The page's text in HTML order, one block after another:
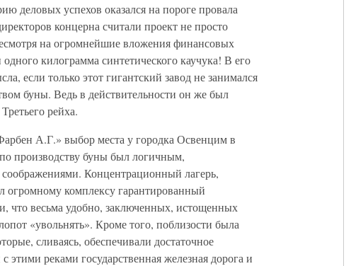
деловых успехов оказался на пороге провала
концерна считали проект не просто
на огромнейшие вложения финансовых
килограмма синтетического каучука! В его
если только этот гигантский завод не занимался
буны. Ведь в действительности он же был
рейха.
А.Г.» выбор места у городка Освенцим в
по производству буны был логичным,
Концентрационный лагерь,
огромному комплексу гарантированный
что весьма удобно, заключенных, истощенных
«увольнять». Кроме того, поблизости была
сливаясь, обеспечивали достаточное
реками государственная железная дорога и